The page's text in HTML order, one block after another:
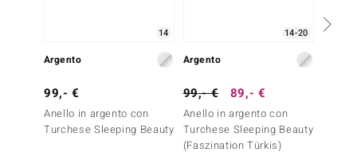
Quarta pietra preziosa
Zircone 2 à 1,2 mm
Somma del peso in carati
0,022 ct
Taglio
Taglio rotondo
Origine
14
Argento
99,- €
Anello in argento con
Turchese Sleeping Beauty
14-20
Argento
99,- € 89,- €
Anello in argento con
Turchese Sleeping Beauty
(Faszination Türkis)